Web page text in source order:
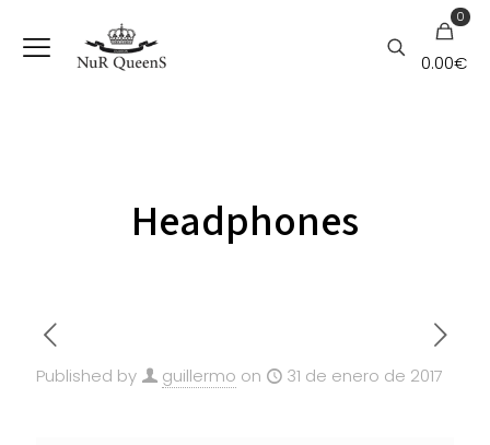
0
0.00€
Headphones
Published by guillermo on 31 de enero de 2017